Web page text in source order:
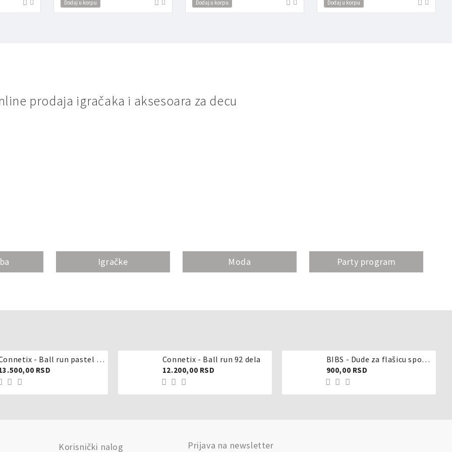
Dodaj u korpu Dodaj u korpu Dodaj u korpu
prodaja igračaka i aksesoara za decu
Igračke Moda Party program
Connetix - Ball run pastel 106 delova
RSD
Connetix - Ball run 92 dela
12.200,00 RSD
BIBS - Dude za flašicu sporijeg, srednjeg ili brzog protoka - silikon
900,00 RSD
Korisnički nalog Prijava na newsletter